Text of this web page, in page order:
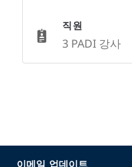
직원
3 PADI 강사
이메일 업데이트